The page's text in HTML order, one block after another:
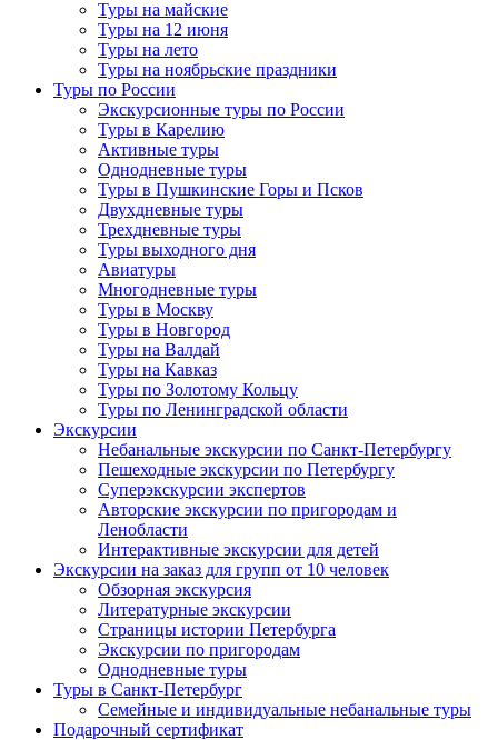
Туры на майские
Туры на 12 июня
Туры на лето
Туры на ноябрьские праздники
Туры по России
Экскурсионные туры по России
Туры в Карелию
Активные туры
Однодневные туры
Туры в Пушкинские Горы и Псков
Двухдневные туры
Трехдневные туры
Туры выходного дня
Авиатуры
Многодневные туры
Туры в Москву
Туры в Новгород
Туры на Валдай
Туры на Кавказ
Туры по Золотому Кольцу
Туры по Ленинградской области
Экскурсии
Небанальные экскурсии по Санкт-Петербургу
Пешеходные экскурсии по Петербургу
Суперэкскурсии экспертов
Авторские экскурсии по пригородам и
Ленобласти
Интерактивные экскурсии для детей
Экскурсии на заказ для групп от 10 человек
Обзорная экскурсия
Литературные экскурсии
Страницы истории Петербурга
Экскурсии по пригородам
Однодневные туры
Туры в Санкт-Петербург
Семейные и индивидуальные небанальные туры
Подарочный сертификат